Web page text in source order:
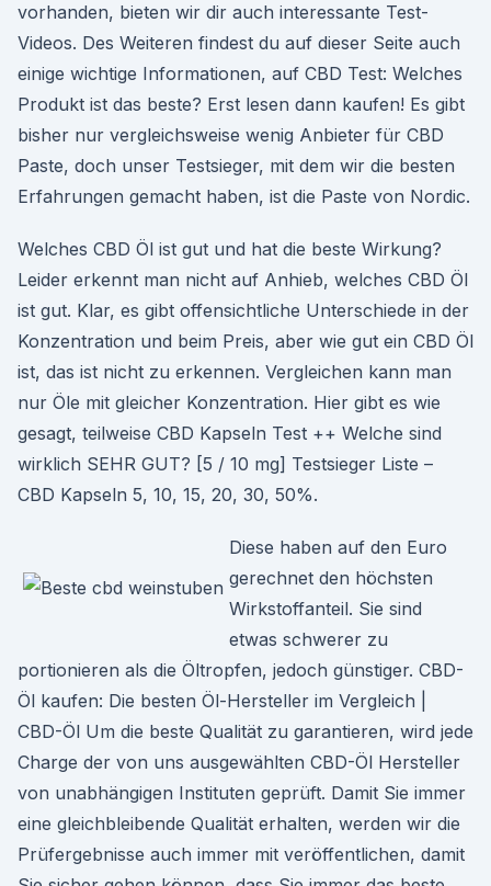
vorhanden, bieten wir dir auch interessante Test-
Videos. Des Weiteren findest du auf dieser Seite auch
einige wichtige Informationen, auf CBD Test: Welches
Produkt ist das beste? Erst lesen dann kaufen! Es gibt
bisher nur vergleichsweise wenig Anbieter für CBD
Paste, doch unser Testsieger, mit dem wir die besten
Erfahrungen gemacht haben, ist die Paste von Nordic.
Welches CBD Öl ist gut und hat die beste Wirkung?
Leider erkennt man nicht auf Anhieb, welches CBD Öl
ist gut. Klar, es gibt offensichtliche Unterschiede in der
Konzentration und beim Preis, aber wie gut ein CBD Öl
ist, das ist nicht zu erkennen. Vergleichen kann man
nur Öle mit gleicher Konzentration. Hier gibt es wie
gesagt, teilweise CBD Kapseln Test ++ Welche sind
wirklich SEHR GUT? [5 / 10 mg] Testsieger Liste –
CBD Kapseln 5, 10, 15, 20, 30, 50%.
Diese haben auf den Euro
gerechnet den höchsten
Wirkstoffanteil. Sie sind
etwas schwerer zu
portionieren als die Öltropfen, jedoch günstiger. CBD-
Öl kaufen: Die besten Öl-Hersteller im Vergleich |
CBD-Öl Um die beste Qualität zu garantieren, wird jede
Charge der von uns ausgewählten CBD-Öl Hersteller
von unabhängigen Instituten geprüft. Damit Sie immer
eine gleichbleibende Qualität erhalten, werden wir die
Prüfergebnisse auch immer mit veröffentlichen, damit